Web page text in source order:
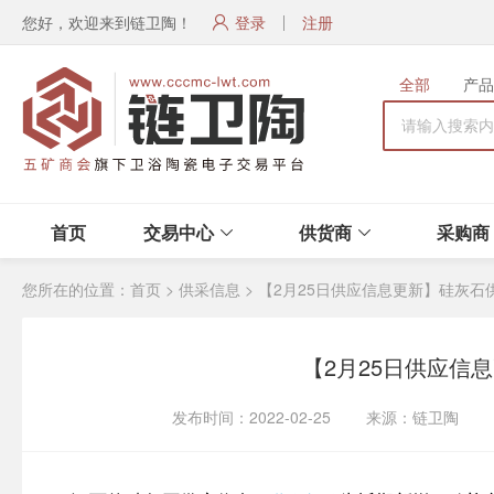
您好，欢迎来到链卫陶！ 登录 注册
全部 产品
首页 交易中心 供货商 采购商
您所在的位置： 首页 > 供采信息 > 【2月25日供应信息更新】硅灰石
【2月25日供应信
发布时间：2022-02-25 来源：链卫陶